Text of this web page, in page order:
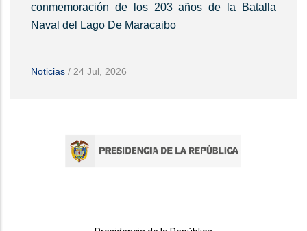
conmemoración de los 203 años de la Batalla
Naval del Lago De Maracaibo
Noticias / 24 Jul, 2026